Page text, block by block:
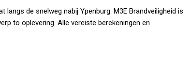
de snelweg nabij Ypenburg. M3E Brandveiligheid is
to oplevering. Alle vereiste berekeningen en